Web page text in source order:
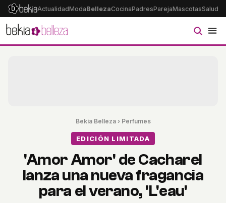
ActualidadModaBellezaCocinaPadresParejaMascotasSalud
Bekia Belleza› Perfumes
EDICIÓN LIMITADA
'Amor Amor' de Cacharel
lanza una nueva fragancia
para el verano, 'L'eau'